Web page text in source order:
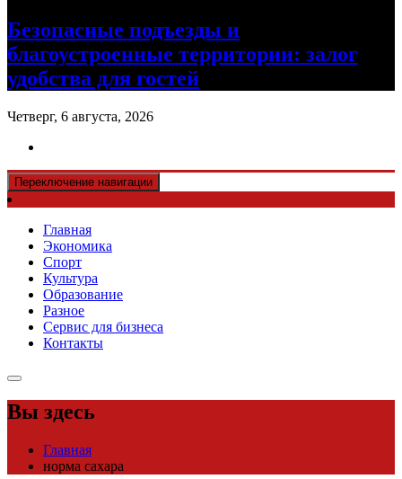
Безопасные подъезды и
благоустроенные территории: залог
удобства для гостей
Четверг, 6 августа, 2026
Переключение навигации
Главная
Экономика
Спорт
Культура
Образование
Разное
Сервис для бизнеса
Контакты
Вы здесь
Главная
норма сахара